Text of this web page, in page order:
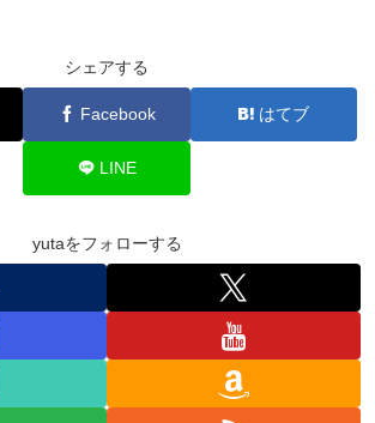
e
dI
at
s
A
p
p
ck
et
シェアする
Facebook はてブ
LINE
yutaをフォローする